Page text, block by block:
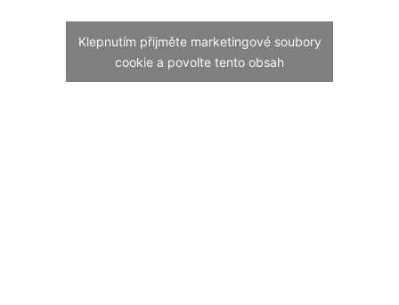
Klepnutím přijměte marketingové soubory
cookie a povolte tento obsah